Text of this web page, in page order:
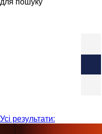
Усі результати: